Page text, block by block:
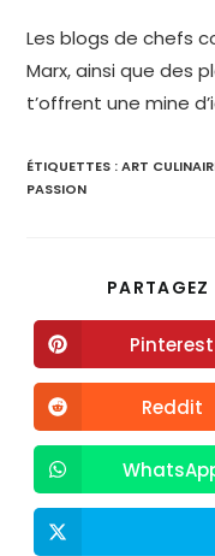
Les blogs de chefs
Marx, ainsi que des
t’offrent une mine
ÉTIQUETTES :ART
PASSION
Pinterest
Reddit